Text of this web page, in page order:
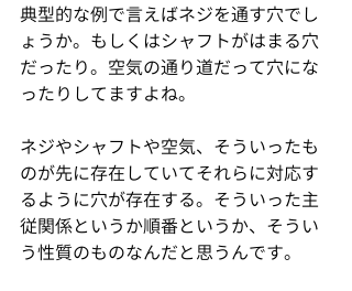
典型的な例で言えばネジを通す穴でし
ょうか。もしくはシャフトがはまる穴
だったり。空気の通り道だって穴にな
ったりしてますよね。
ネジやシャフトや空気、そういったも
のが先に存在していてそれらに対応す
るように穴が存在する。そういった主
従関係というか順番というか、そうい
う性質のものなんだと思うんです。